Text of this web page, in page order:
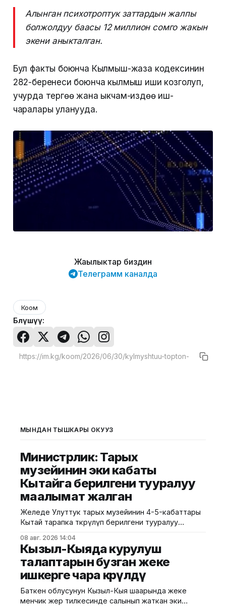
Алынган психотроптук заттардын жалпы
болжолдуу баасы 12 миллион сомго жакын
экени аныкталган.
Бул факты боюнча Кылмыш-жаза кодексинин
282-беренеси боюнча кылмыш иши козголуп,
учурда тергөө жана ыкчам-издөө иш-
чаралары уланууда.
Жаңылыктар биздин
Телеграмм каналда
Коом
Бөлүшүү:
МЫНДАН ТЫШКАРЫ ОКУҢУЗ
Министрлик: Тарых
музейинин эки кабаты
Кытайга берилгени тууралуу
маалымат жалган
Желеде Улуттук тарых музейинин 4-5-кабаттары
Кытай тарапка өткөрүлүп берилгени тууралуу
Маданият, маалымат жана жаштар саясаты
министрлиги билдирди. Министрликтин
маалыматына караганда, музейдин эч бир бөлүгү
чет өлкөлүк мекемелерге менчикке, ижарага же
туруктуу пайдаланууга берилген эмес.
Белгилегендей, “Гармония сулуулукту жаратат:
Байыркы Кытай цивилизациясынын көркөм өнөр
08 авг. 2026 14:04
Кызыл-Кыяда курулуш
талаптарын бузган жеке
ишкерге чара көрүлдү
Баткен облусунун Кызыл-Кыя шаарында жеке
менчик жер тилкесинде салынып жаткан эки